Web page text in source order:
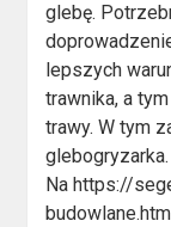
glebę.
lepszych
trawnika, a
trawy. W tym
glebogryzarka.
Na https://